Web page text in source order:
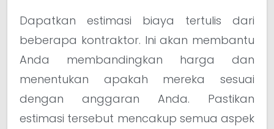
Dapatkan estimasi biaya tertulis dari
beberapa kontraktor. Ini akan membantu
Anda membandingkan harga dan
menentukan apakah mereka sesuai
dengan anggaran Anda. Pastikan
estimasi tersebut mencakup semua aspek